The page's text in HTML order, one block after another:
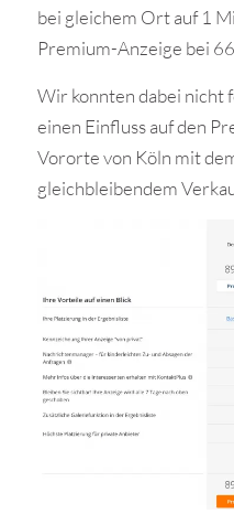
bei gleichem Ort auf 1
Premium-Anzeige bei
Wir konnten dabei nicht
einen Einfluss auf den
Vororte von Köln mit
gleichbleibendem